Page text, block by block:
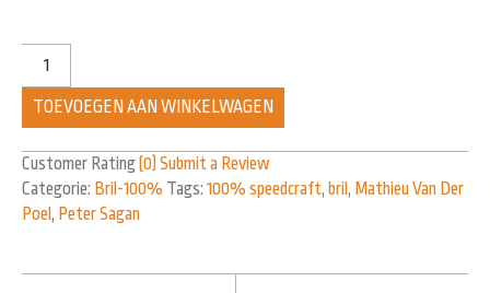
TOEVOEGEN AAN WINKELWAGEN
Customer Rating(0) Submit a Review
Categorie: Bril-100% Tags: 100% speedcraft, bril, Mathieu Van Der
Poel, Peter Sagan